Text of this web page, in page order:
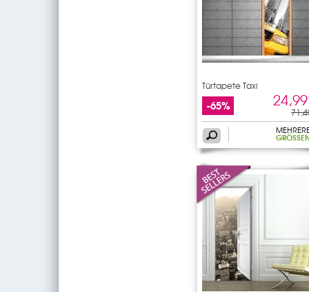
Türtapete Taxi
-65%
GRÖSSEN